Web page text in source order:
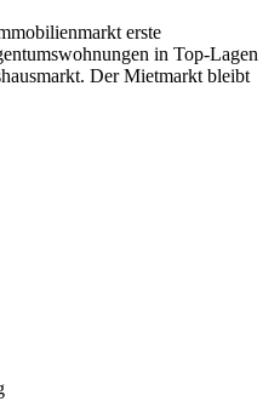
erste
in Top-Lagen
Der Mietmarkt bleibt